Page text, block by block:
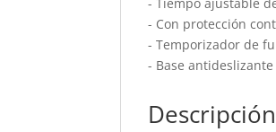
- Con protección
- Temporizador de
- Base